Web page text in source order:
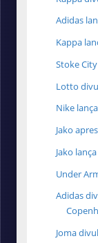
Adidas
Kappa
Stoke
Lotto
Nike
Jako
Jako
Under
Adidas
Joma